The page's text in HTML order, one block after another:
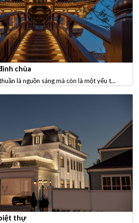
chùa
là nguồn sáng mà còn là một yếu t...
thự